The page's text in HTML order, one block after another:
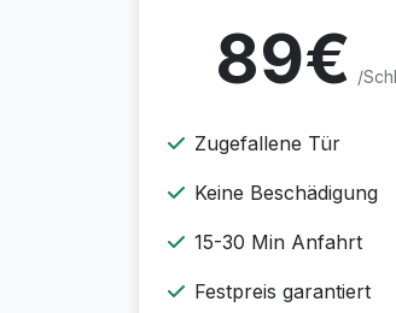
89€ /
Zugefallene Tür
Keine Beschädigung
15-30 Min Anfahrt
Festpreis garantiert